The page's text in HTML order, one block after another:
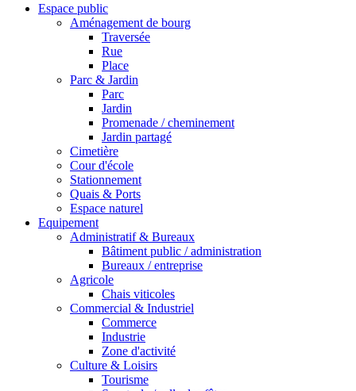
Espace public
Aménagement de bourg
Traversée
Rue
Place
Parc & Jardin
Parc
Jardin
Promenade / cheminement
Jardin partagé
Cimetière
Cour d'école
Stationnement
Quais & Ports
Espace naturel
Equipement
Administratif & Bureaux
Bâtiment public / administration
Bureaux / entreprise
Agricole
Chais viticoles
Commercial & Industriel
Commerce
Industrie
Zone d'activité
Culture & Loisirs
Tourisme